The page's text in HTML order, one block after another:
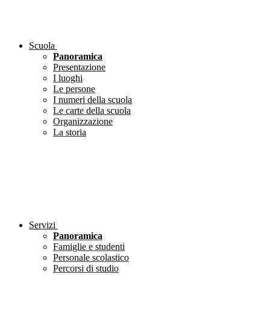
Scuola
Panoramica
Presentazione
I luoghi
Le persone
I numeri della scuola
Le carte della scuola
Organizzazione
La storia
Servizi
Panoramica
Famiglie e studenti
Personale scolastico
Percorsi di studio